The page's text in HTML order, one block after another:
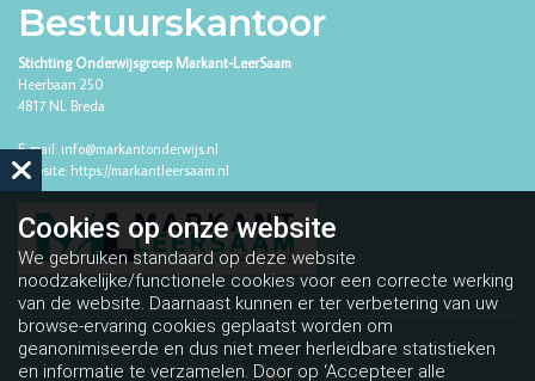
Bestuurskantoor
Stichting Onderwijsgroep Markant-LeerSaam
Heerbaan 250
4817 NL Breda
E-mail: info@markantonderwijs.nl
Website: https://markantleersaam.nl
Cookies oponze website
We gebruiken standaard op deze website
noodzakelijke/functionele cookies voor een correcte werking
van de website. Daarnaast kunnen er ter verbetering van uw
browse-ervaring cookies geplaatst worden om
geanonimiseerde en dus niet meer herleidbare statistieken
en informatie te verzamelen. Door op ‘Accepteer alle